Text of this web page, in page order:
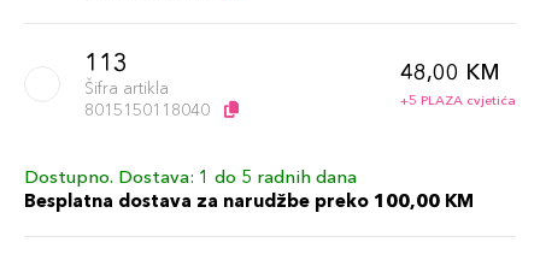
113
Šifra artikla
8015150118040
48,00 KM
+5 PLAZA cvjetića
102
Šifra artikla
48,00 KM
Dostupno. Dostava: 1 do 5 radnih dana
Besplatna dostava za narudžbe preko 100,00 KM